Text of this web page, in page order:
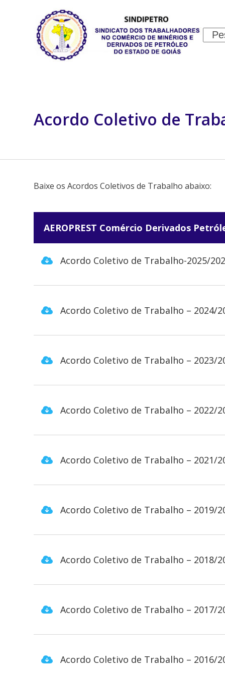
Acordo Coletivo de
Baixe os Acordos Coletivos de Trabalho abaixo:
AEROPREST Comércio Derivados
Acordo Coletivo de Trabalho-2025/
Acordo Coletivo de Trabalho – 2024/
Acordo Coletivo de Trabalho – 2023/
Acordo Coletivo de Trabalho – 2022/
Acordo Coletivo de Trabalho – 2021/
Acordo Coletivo de Trabalho – 2019/
Acordo Coletivo de Trabalho – 2018/
Acordo Coletivo de Trabalho – 2017/
Acordo Coletivo de Trabalho – 2016/